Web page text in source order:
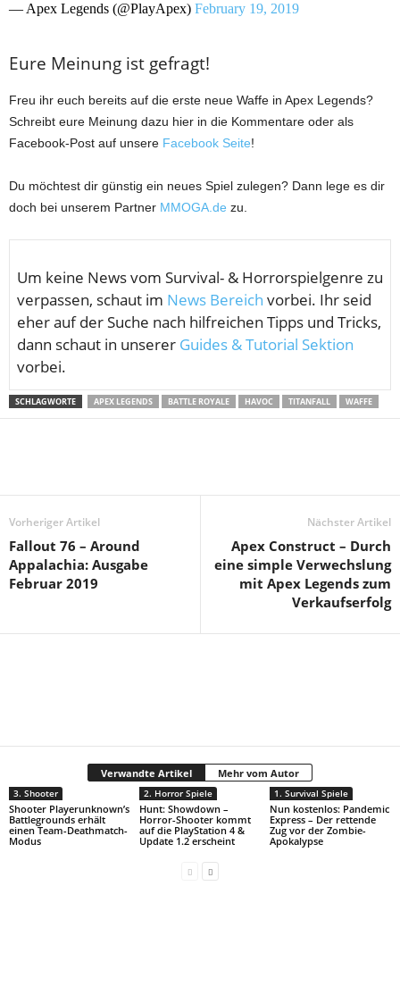
— Apex Legends (@PlayApex) February 19, 2019
Eure Meinung ist gefragt!
Freu ihr euch bereits auf die erste neue Waffe in Apex Legends?
Schreibt eure Meinung dazu hier in die Kommentare oder als
Facebook-Post auf unsere Facebook Seite!
Du möchtest dir günstig ein neues Spiel zulegen? Dann lege es dir
doch bei unserem Partner MMOGA.de zu.
Um keine News vom Survival- & Horrorspielgenre zu
verpassen, schaut im News Bereich vorbei. Ihr seid
eher auf der Suche nach hilfreichen Tipps und Tricks,
dann schaut in unserer Guides & Tutorial Sektion
vorbei.
SCHLAGWORTE APEX LEGENDS BATTLE ROYALE HAVOC TITANFALL WAFFE
Vorheriger Artikel
Fallout 76 – Around
Appalachia: Ausgabe
Februar 2019
Nächster Artikel
Apex Construct – Durch
eine simple Verwechslung
mit Apex Legends zum
Verkaufserfolg
Verwandte Artikel Mehr vom Autor
3. Shooter
Shooter Playerunknown’s
Battlegrounds erhält
einen Team-Deathmatch-
Modus
2. Horror Spiele
Hunt: Showdown –
Horror-Shooter kommt
auf die PlayStation 4 &
Update 1.2 erscheint
1. Survival Spiele
Nun kostenlos: Pandemic
Express – Der rettende
Zug vor der Zombie-
Apokalypse